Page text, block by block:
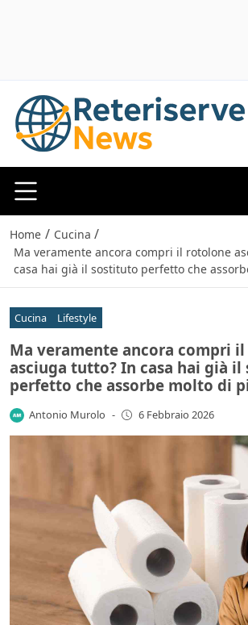
Home / Cucina /
Ma veramente ancora compri il rotolone
casa hai già il sostituto perfetto che
Cucina Lifestyle
Ma veramente ancora compri
asciuga tutto? In casa hai già
perfetto che assorbe molto di
Antonio Murolo - 6 Febbraio 2026